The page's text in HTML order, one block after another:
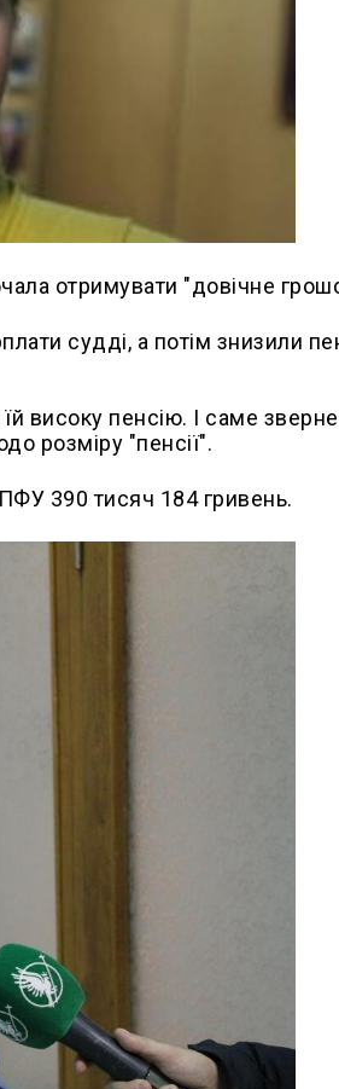
отримувати "довічне
судді, а потім знизили
високу пенсію. І саме
розміру "пенсії".
390 тисяч 184 гривень.